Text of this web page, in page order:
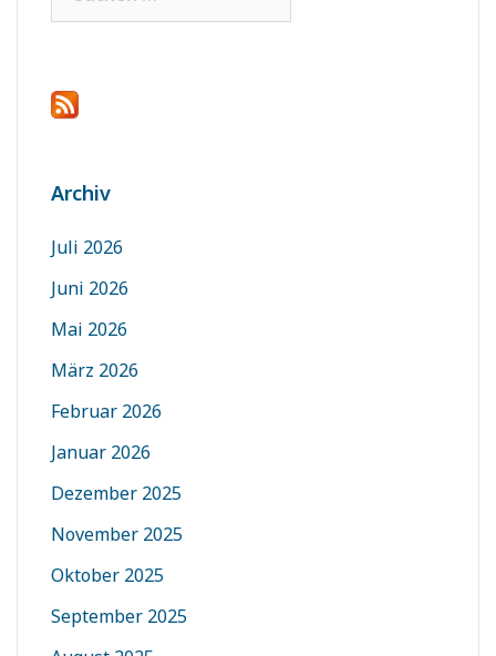
Archiv
Juli 2026
Juni 2026
Mai 2026
März 2026
Februar 2026
Januar 2026
Dezember 2025
November 2025
Oktober 2025
September 2025